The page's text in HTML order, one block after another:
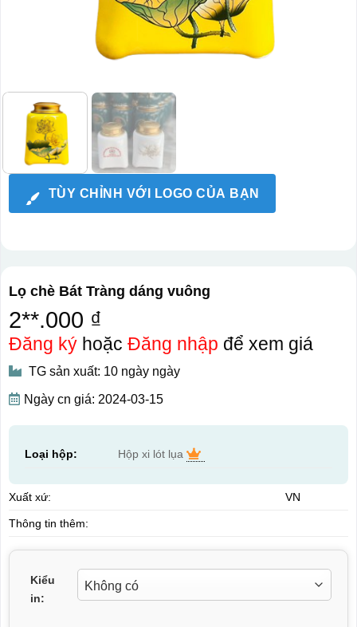
TÙY CHỈNH VỚI LOGO CỦA BẠN
Lọ chè Bát Tràng dáng vuông
2**.000 ₫
Đăng kýhoặc Đăng nhập để xem giá
TG sản xuất: 10 ngày ngày
Ngày cn giá: 2024-03-15
Loại hộp: Hộp xi lót lụa
Xuất xứ: VN
Thông tin thêm:
Kiểu
in: